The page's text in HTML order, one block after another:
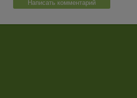
Написать комментарий